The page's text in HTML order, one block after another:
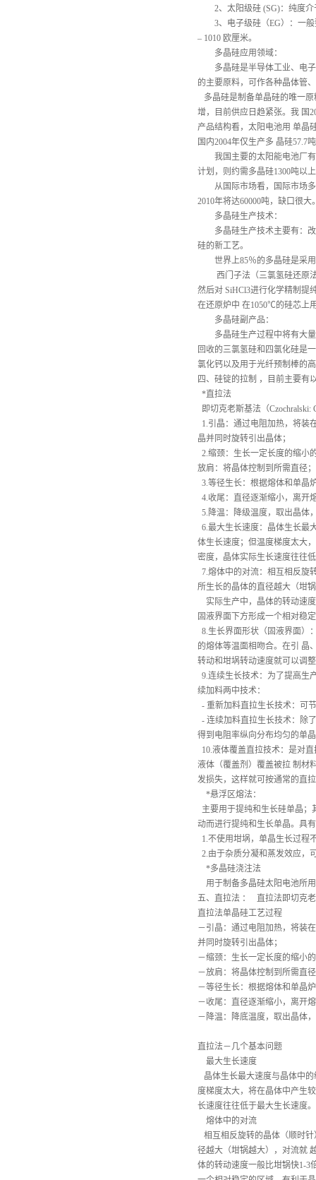
2、太阳级硅 (SG)：纯度
3、电子级硅（EG）：一般
– 1010 欧厘米。
多晶硅应用领域：
多晶硅是半导体工业、电子
的主要原料，可作各种晶体管
多晶硅是制备单晶硅的唯一
增，目前供应日趋紧张。我 国
产品结构看，太阳电池用 单晶
国内2004年仅生产多 晶硅57.7
我国主要的太阳能电池厂有
计划，则约需多晶硅1300吨以
从国际市场看，国际市场多
2010年将达60000吨，缺口很
多晶硅生产技术：
多晶硅生产技术主要有：改
硅的新工艺。
世界上85％的多晶硅是采
西门子法（三氯氢硅还原
然后对 SiHCl3进行化学精制提
在还原炉中 在1050℃的硅芯上
多晶硅副产品：
多晶硅生产过程中将有大
回收的三氯氢硅和四氯化硅是
氯化钙以及用于光纤预制棒的
四、硅锭的拉制 ，目前主要有
*直拉法
即切克老斯基法（
1.引晶：通过电阻加热，将装
晶并同时旋转引出晶体；
2.缩颈：生长一定长度的缩小
放肩：将晶体控制到所需直径；
3.等径生长：根据熔体和单晶
4.收尾：直径逐渐缩小，离开
5.降温：降级温度，取出晶体
6.最大生长速度：晶体生长最
体生长速度；但温度梯度太大
密度，晶体实际生长速度往往
7.熔体中的对流：相互相反旋
所生长的晶体的直径越大（坩
实际生产中，晶体的转动速
固液界面下方形成一个相对稳
8.生长界面形状（固液界面）
的熔体等温面相吻合。在引 晶
转动和坩埚转动速度就可以调
9.连续生长技术：为了提高生
续加料两中技术：
- 重新加料直拉生长技术：可
- 连续加料直拉生长技术：除
得到电阻率纵向分布均匀的单
10.液体覆盖直拉技术：是对
液体（覆盖剂）覆盖被拉 制材
发损失，这样就可按通常的直
*悬浮区熔法：
主要用于提纯和生长硅单晶
动而进行提纯和生长单晶。具
1.不使用坩埚，单晶生长过程
2.由于杂质分凝和蒸发效应，
*多晶硅浇注法
用于制备多晶硅太阳电池所
五、直拉法 ：
直拉法即切克
直拉法单晶硅工艺过程
－引晶：通过电阻加热，将装
并同时旋转引出晶体；
－缩颈：生长一定长度的缩小
－放肩：将晶体控制到所需直
－等径生长：根据熔体和单晶
－收尾：直径逐渐缩小，离开
－降温：降底温度，取出晶体
直拉法－几个基本问题
最大生长速度
晶体生长最大速度与晶体中
度梯度太大，将在晶体中产生
长速度往往低于最大生长速度。
熔体中的对流
相互相反旋转的晶体（顺时
径越大（坩锅越大），对流就
体的转动速度一般比坩锅快1-3